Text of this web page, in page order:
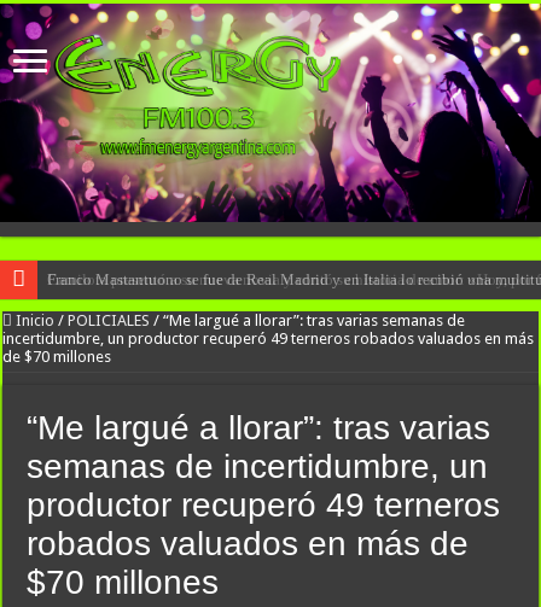
Camilota presentó a su nueva novia y contó su historia de amor: «Hoy, por
Franco Mastantuono se fue de Real Madrid y en Italia lo recibió una
Inicio / POLICIALES / “Me largué a llorar”: tras varias semanas de
incertidumbre, un productor recuperó 49 terneros robados valuados en más
de $70 millones
“Me largué a llorar”: tras varias
semanas de incertidumbre, un
productor recuperó 49 terneros
robados valuados en más de
$70 millones